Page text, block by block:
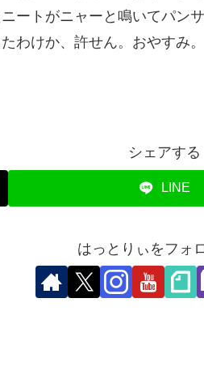
ートがニャーと鳴いてパン
わけか、許せん。おやすみ。
シェアする
LINE
はっとりぃをフォ